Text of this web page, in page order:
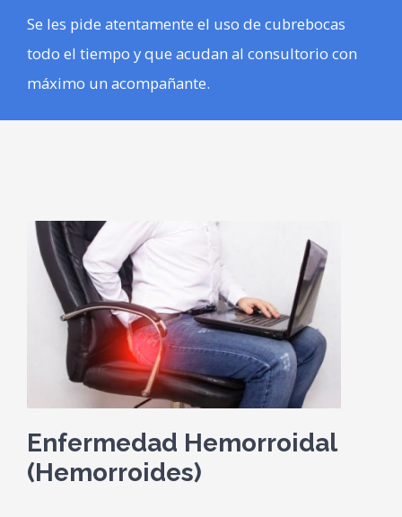
Se les pide atentamente el uso de cubrebocas
todo el tiempo y que acudan al consultorio con
máximo un acompañante.
Enfermedad Hemorroidal
(Hemorroides)